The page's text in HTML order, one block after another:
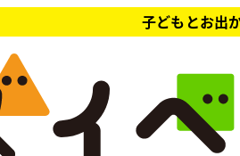
子どもとお出